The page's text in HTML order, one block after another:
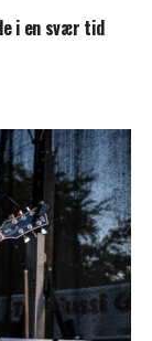
i en svær tid